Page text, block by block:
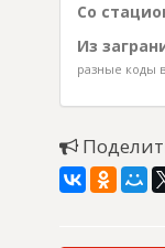
Со
Из
разные коды